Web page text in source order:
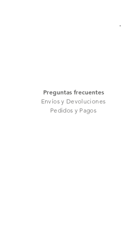
Preguntas frecuentes
Envíos y Devoluciones
Pedidos y Pagos